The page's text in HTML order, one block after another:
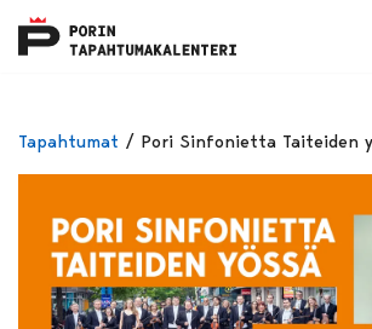
Tapahtumat / Pori Sinfonietta Taiteiden